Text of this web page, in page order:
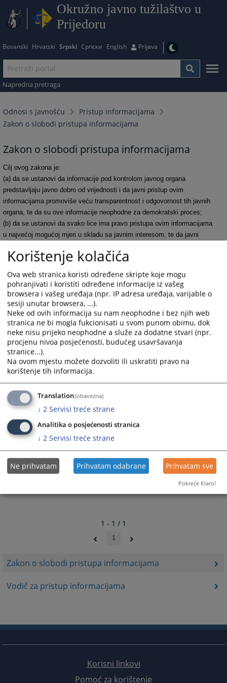
Okružno javno tužilaštvo u
Prijedoru
Bosanski Hrvatski Srpski Српски English Prijava
Napredna pretraga
Odnosi s javnošću
Pristup informacijama
Zakon o slobodi pristupa informacijama
Zakon o slobodi pristupa informacijama
Vodič za pristup informacijama
Zakon o slobodi pristupa informacijama
Cilj ovog zakona je:
(a) da se ustanovi da informacije pod kontrolom javnog organa
predstavljaju javno dobro od vrijednosti i da javni pristup ovim
informacijama promoviše veću transparentnost i odgovornost tih javnih
organa, te da su ove informacije neophodne za demokratski proces;
(b) da se ustanovi da svako lice ima pravo pristupa ovim informacijama
u najvećoj mogućoj mjeri u skladu sa javnim interesom, te da javni
(v) da omogući svakom fizičkom licu da zatraži izmjenu, i daje
234PREGLEDA
Prateći dokumenti
Zakon o slobodnom pristupu informacijama
1 - 1 / 1
1
Korisni linkovi
Pomoć za korištenje
Korištenje kolačića
Ova web stranica koristi određene skripte koje mogu
pohranjivati i koristiti određene informacije iz vašeg
browsera i vašeg uređaja (npr. IP adresa uređaja, varijable o
sesiji unutar browsera, ...).
Neke od ovih informacija su nam neophodne i bez njih web
stranica ne bi mogla fukcionisati u svom punom obimu, dok
neke nisu prijeko neophodne a služe za dodatne stvari (npr.
procjenu nivoa posjećenosti, budućeg usavršavanja
stranice...).
Na ovom mjestu možete dozvoliti ili uskratiti pravo na
korištenje tih informacija.
Translation(obavezna)
↓ 2 Servisi treće strane
Analitika o posjećenosti stranica
↓ 2 Servisi treće strane
Ne prihvatam Prihvatam odabrane Prihvatam sve
Pokreće Klaro!